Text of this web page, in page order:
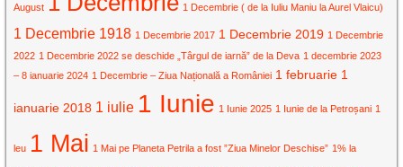
August 1 Decembrie ( de la Iuliu Maniu la Aurel Vlaicu)
1 Decembrie 1918 1 Decembrie 2017 1 Decembrie 2019 1 Decembrie
2022 1 Decembrie 2022 se deschide „Târgul de iarnă” de la Deva 1 decembrie 2023
– 8 ianuarie 2024 1 Decembrie – Ziua Națională a României 1 februarie 1
ianuarie 2018 1 iulie 1 Iunie 1 Iunie 2025 1 Iunie de la Petroșani 1
leu 1 Mai 1 Mai pe Planeta Petrila a fost ”Ziua Minelor Deschise” 1% la